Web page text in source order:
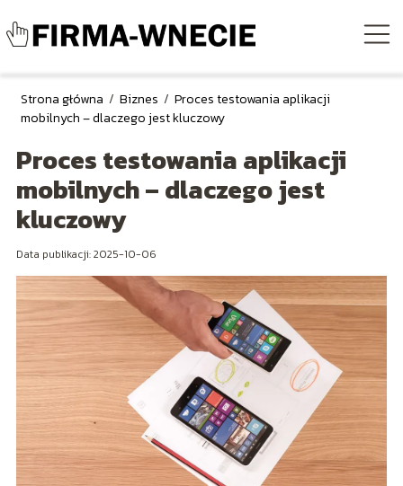
Strona główna / Biznes / Proces testowania aplikacji
mobilnych – dlaczego jest kluczowy
Proces testowania aplikacji
mobilnych – dlaczego jest
kluczowy
Data publikacji: 2025-10-06